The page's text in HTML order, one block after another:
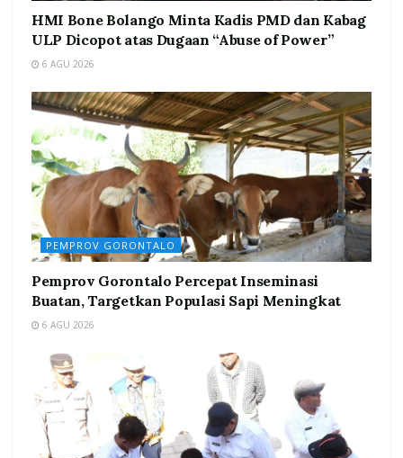
HMI Bone Bolango Minta Kadis PMD dan Kabag
ULP Dicopot atas Dugaan “Abuse of Power”
6 AGU 2026
PEMPROV GORONTALO
Pemprov Gorontalo Percepat Inseminasi
Buatan, Targetkan Populasi Sapi Meningkat
6 AGU 2026